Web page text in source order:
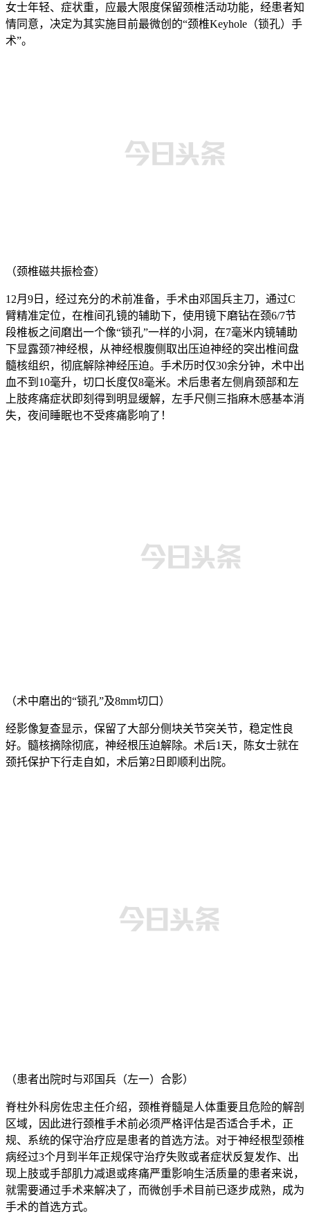
女士年轻、症状重，应最大限度保留颈椎活动功能，经患者知
情同意，决定为其实施目前最微创的“颈椎Keyhole（锁孔）手
术”。
（颈椎磁共振检查）
12月9日，经过充分的术前准备，手术由邓国兵主刀，通过C
臂精准定位，在椎间孔镜的辅助下，使用镜下磨钻在颈6/7节
段椎板之间磨出一个像“锁孔”一样的小洞，在7毫米内镜辅助
下显露颈7神经根，从神经根腹侧取出压迫神经的突出椎间盘
髓核组织，彻底解除神经压迫。手术历时仅30余分钟，术中出
血不到10毫升，切口长度仅8毫米。术后患者左侧肩颈部和左
上肢疼痛症状即刻得到明显缓解，左手尺侧三指麻木感基本消
失，夜间睡眠也不受疼痛影响了！
（术中磨出的“锁孔”及8mm切口）
经影像复查显示，保留了大部分侧块关节突关节，稳定性良
好。髓核摘除彻底，神经根压迫解除。术后1天，陈女士就在
颈托保护下行走自如，术后第2日即顺利出院。
（患者出院时与邓国兵（左一）合影）
脊柱外科房佐忠主任介绍，颈椎脊髓是人体重要且危险的解剖
区域，因此进行颈椎手术前必须严格评估是否适合手术，正
规、系统的保守治疗应是患者的首选方法。对于神经根型颈椎
病经过3个月到半年正规保守治疗失败或者症状反复发作、出
现上肢或手部肌力减退或疼痛严重影响生活质量的患者来说，
就需要通过手术来解决了，而微创手术目前已逐步成熟，成为
手术的首选方式。